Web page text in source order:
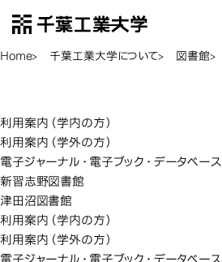
千葉工業大学
Open Menu
Home 千葉工業大学について 図書館
新習志野図書館
利用案内（学内の方）
利用案内（学外の方）
電子ジャーナル・電子ブック・データベース
新習志野図書館
津田沼図書館
利用案内（学内の方）
利用案内（学外の方）
電子ジャーナル・電子ブック・データベース